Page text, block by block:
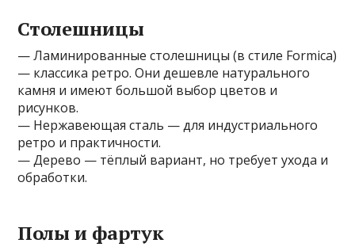
Столешницы
— Ламинированные столешницы (в стиле Formica)
— классика ретро. Они дешевле натурального
камня и имеют большой выбор цветов и
рисунков.
— Нержавеющая сталь — для индустриального
ретро и практичности.
— Дерево — тёплый вариант, но требует ухода и
обработки.
Полы и фартук